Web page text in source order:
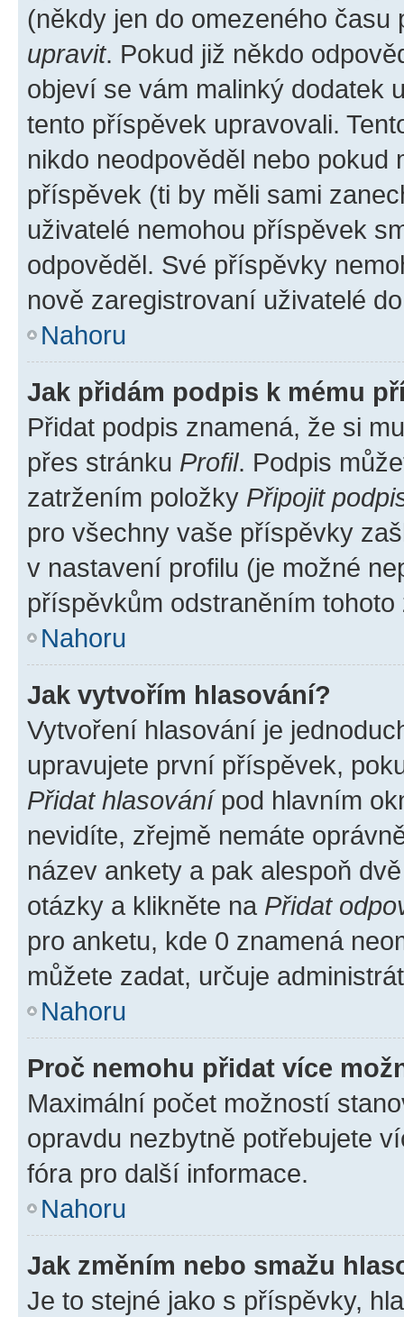
(někdy jen do omezeného
upravit. Pokud již někdo
objeví se vám malinký dodatek
tento příspěvek upravovali.
nikdo neodpověděl nebo pokud
příspěvek (ti by měli sami
uživatelé nemohou příspěvek
odpověděl. Své příspěvky
nově zaregistrovaní uživatelé
Nahoru
Jak přidám podpis k mému
Přidat podpis znamená, že si
přes stránku Profil. Podpis
zatržením položky Připojit
pro všechny vaše příspěvky
v nastavení profilu (je možné
příspěvkům odstraněním
Nahoru
Jak vytvořím hlasování?
Vytvoření hlasování je
upravujete první příspěvek,
Přidat hlasovánípod hlavním
nevidíte, zřejmě nemáte
název ankety a pak alespoň
otázky a klikněte na Přidat
pro anketu, kde 0 znamená
můžete zadat, určuje
Nahoru
Proč nemohu přidat více
Maximální počet možností
opravdu nezbytně potřebujete
fóra pro další informace.
Nahoru
Jak změním nebo smažu
Je to stejné jako s příspěvky,